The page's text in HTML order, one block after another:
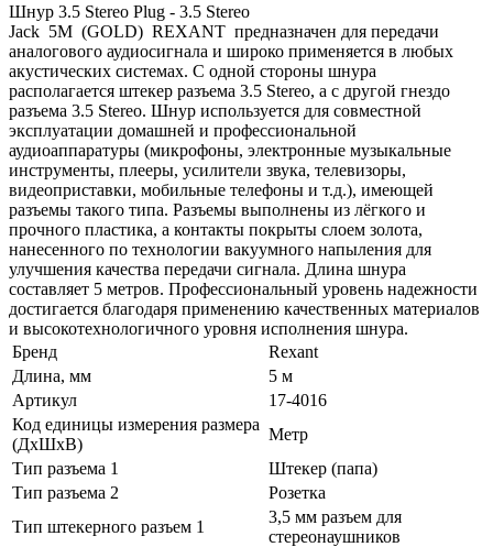
Шнур 3.5 Stereo Plug - 3.5 Stereo
Jack 5М (GOLD) REXANT предназначен для передачи
аналогового аудиосигнала и широко применяется в любых
акустических системах. С одной стороны шнура
располагается штекер разъема 3.5 Stereo, а с другой гнездо
разъема 3.5 Stereo. Шнур используется для совместной
эксплуатации домашней и профессиональной
аудиоаппаратуры (микрофоны, электронные музыкальные
инструменты, плееры, усилители звука, телевизоры,
видеоприставки, мобильные телефоны и т.д.), имеющей
разъемы такого типа. Разъемы выполнены из лёгкого и
прочного пластика, а контакты покрыты слоем золота,
нанесенного по технологии вакуумного напыления для
улучшения качества передачи сигнала. Длина шнура
составляет 5 метров. Профессиональный уровень надежности
достигается благодаря применению качественных материалов
и высокотехнологичного уровня исполнения шнура.
Бренд
Rexant
Длина, мм
5 м
Артикул
17-4016
Код единицы измерения размера
(ДхШхВ)
Метр
Тип разъема 1
Штекер (папа)
Тип разъема 2
Розетка
Тип штекерного разъем 1
3,5 мм разъем для
стереонаушников